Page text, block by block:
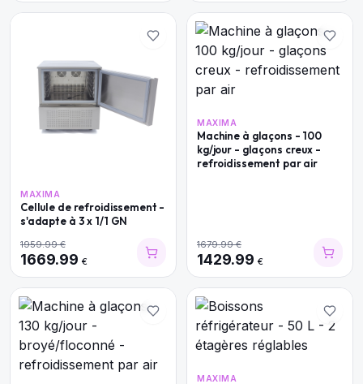
MAXIMA
Cellule de refroidissement -
s'adapte à 3 x 1/1 GN
1959.99€
1669.99 €
MAXIMA
Machine à glaçons - 100
kg/jour - glaçons creux -
refroidissement par air
1679.99€
1429.99 €
MAXIMA